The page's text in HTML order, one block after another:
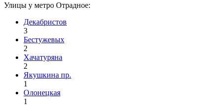
Улицы у метро Отрадное:
Декабристов
3
Бестужевых
2
Хачатуряна
2
Якушкина пр.
1
Олонецкая
1